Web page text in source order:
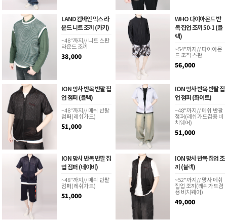
LAND 컴바인 믹스 라
운드 니트 조끼 (카키)
~48"까지// 니트 스판
라운드 조끼
38,000
WHO 다이아몬드 반
목 집업 조끼 50-1 (블
랙)
~54"까지// 다이아몬
드 조직 스판
56,000
ION 망사 반목 반팔 집
업 점퍼 (블랙)
~48"까지// 메쉬 반팔
점퍼(레쉬가드)
51,000
ION 망사 반목 반팔 집
업 점퍼 (화이트)
~48"까지// 메쉬 반팔
점퍼(레쉬가드겸용 비
치웨어)
51,000
ION 망사 반목 반팔 집
업 점퍼 (네이비)
~48"까지// 메쉬 반팔
점퍼(레쉬가드)
51,000
ION 망사 반목 집업 조
끼 (블랙)
~52"까지// 망사 메쉬
집업 조끼(레쉬가드겸
용 비치웨어)
49,000